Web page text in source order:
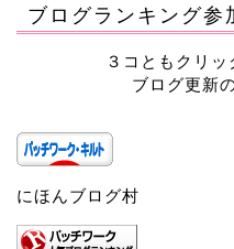
ブログランキング参
３コともクリ
ブログ更新
にほんブログ村